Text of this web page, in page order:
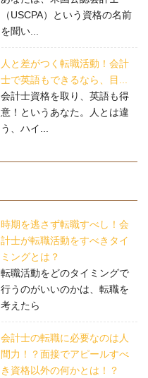
（USCPA）という資格の名前
を聞い...
人と差がつく転職活動！会計
士で英語もできるなら、目...
会計士資格を取り、英語も得
意！というあなた。人とは違
う、ハイ...
時期を逃さず転職すべし！会
計士が転職活動をすべきタイ
ミングとは？
転職活動をどのタイミングで
行うのがいいのかは、転職を
考えたら
会計士の転職に必要なのは人
間力！？面接でアピールすべ
き資格以外の何かとは！？